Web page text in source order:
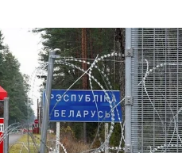
#свабода асацыяцыі
#Анаiс Марын